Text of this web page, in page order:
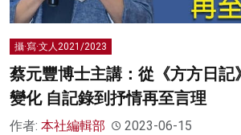
攝·寫·文人2021/2023
蔡元豐博士主講：從《方方日記
變化 自記錄到抒情再至言理
作者: 本社編輯部 2023-06-15